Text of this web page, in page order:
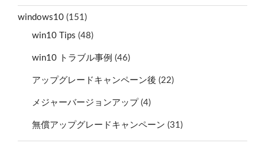
windows10 (151)
win10 Tips (48)
win10 トラブル事例 (46)
アップグレードキャンペーン後 (22)
メジャーバージョンアップ (4)
無償アップグレードキャンペーン (31)